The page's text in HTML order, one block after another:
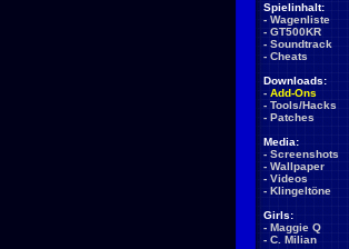
Spielinhalt:
- Wagenliste
- GT500KR
- Soundtrack
- Cheats
Downloads:
- Add-Ons
- Tools/Hacks
- Patches
Media:
- Screenshots
- Wallpaper
- Videos
- Klingeltöne
Girls:
- Maggie Q
- C. Milian